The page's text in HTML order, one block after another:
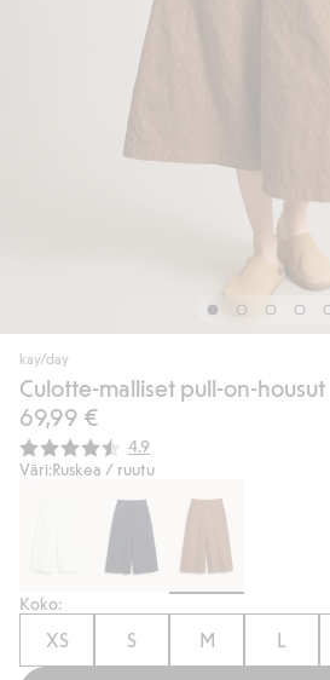
kay/day
Culotte-malliset pull-on-housut
69,99 €
Keskimääräinen luokitus:
4.9
Väri:Ruskea / ruutu
Koko:
XS S M L